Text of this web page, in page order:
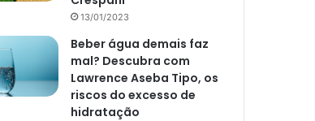
13/01/2023
Beber água demais faz
mal? Descubra com
Lawrence Aseba Tipo, os
riscos do excesso de
hidratação